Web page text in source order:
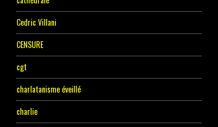
Cedric Villani
CENSURE
cgt
charlatanisme éveillé
charlie